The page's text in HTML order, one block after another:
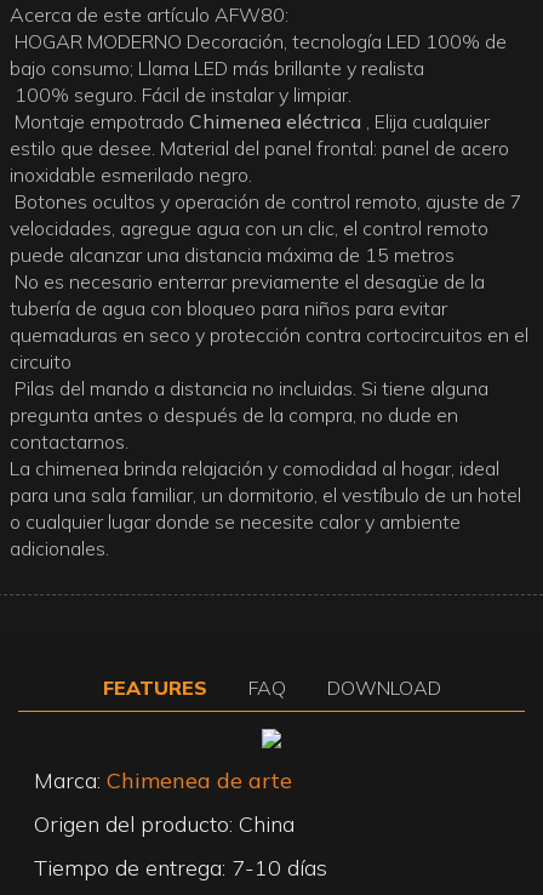
Acerca de este artículo AFW80:
HOGAR MODERNO Decoración, tecnología LED 100% de
bajo consumo; Llama LED más brillante y realista
100% seguro. Fácil de instalar y limpiar.
Montaje empotradoChimenea eléctrica
, Elija cualquier
estilo que desee. Material del panel frontal: panel de acero
inoxidable esmerilado negro.
Botones ocultos y operación de control remoto, ajuste de 7
velocidades, agregue agua con un clic, el control remoto
puede alcanzar una distancia máxima de 15 metros
No es necesario enterrar previamente el desagüe de la
tubería de agua con bloqueo para niños para evitar
quemaduras en seco y protección contra cortocircuitos en el
circuito
Pilas del mando a distancia no incluidas. Si tiene alguna
pregunta antes o después de la compra, no dude en
contactarnos.
La chimenea brinda relajación y comodidad al hogar, ideal
para una sala familiar, un dormitorio, el vestíbulo de un hotel
o cualquier lugar donde se necesite calor y ambiente
adicionales.
FEATURES FAQ DOWNLOAD
Marca:Chimenea de arte
Origen del producto: China
Tiempo de entrega: 7-10 días